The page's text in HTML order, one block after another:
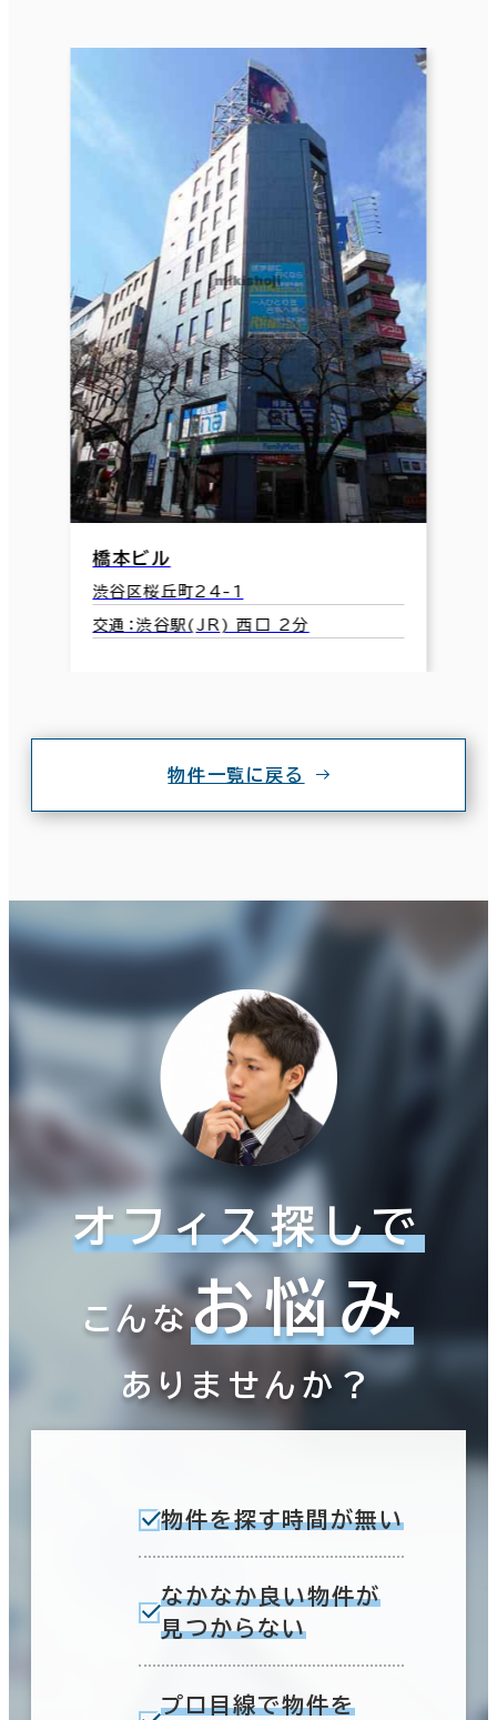
橋本ビル
渋谷区桜丘町24-1
交通：渋谷駅(JR) 西口 2分
物件一覧に戻る
オフィス探しで
こんなお悩み
ありませんか？
物件を探す時間が無い
なかなか良い物件が
見つからない
プロ目線で物件を